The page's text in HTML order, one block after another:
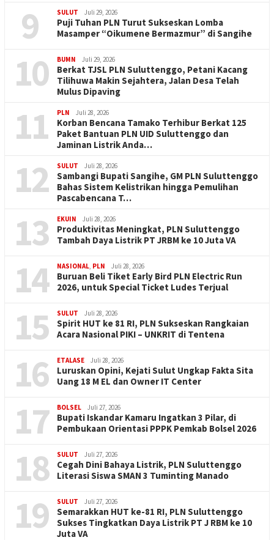
9 SULUT Juli 29, 2026
Puji Tuhan PLN Turut Sukseskan Lomba
Masamper “Oikumene Bermazmur” di Sangihe
10 BUMN Juli 29, 2026
Berkat TJSL PLN Suluttenggo, Petani Kacang
Tilihuwa Makin Sejahtera, Jalan Desa Telah
Mulus Dipaving
11 PLN Juli 28, 2026
Korban Bencana Tamako Terhibur Berkat 125
Paket Bantuan PLN UID Suluttenggo dan
Jaminan Listrik Anda…
12 SULUT Juli 28, 2026
Sambangi Bupati Sangihe, GM PLN Suluttenggo
Bahas Sistem Kelistrikan hingga Pemulihan
Pascabencana T…
13 EKUIN Juli 28, 2026
Produktivitas Meningkat, PLN Suluttenggo
Tambah Daya Listrik PT JRBM ke 10 Juta VA
14 NASIONAL, PLN Juli 28, 2026
Buruan Beli Tiket Early Bird PLN Electric Run
2026, untuk Special Ticket Ludes Terjual
15 SULUT Juli 28, 2026
Spirit HUT ke 81 RI, PLN Sukseskan Rangkaian
Acara Nasional PIKI – UNKRIT di Tentena
16 ETALASE Juli 28, 2026
Luruskan Opini, Kejati Sulut Ungkap Fakta Sita
Uang 18 M EL dan Owner IT Center
17 BOLSEL Juli 27, 2026
Bupati Iskandar Kamaru Ingatkan 3 Pilar, di
Pembukaan Orientasi PPPK Pemkab Bolsel 2026
18 SULUT Juli 27, 2026
Cegah Dini Bahaya Listrik, PLN Suluttenggo
Literasi Siswa SMAN 3 Tuminting Manado
19 SULUT Juli 27, 2026
Semarakkan HUT ke-81 RI, PLN Suluttenggo
Sukses Tingkatkan Daya Listrik PT J RBM ke 10
Juta VA